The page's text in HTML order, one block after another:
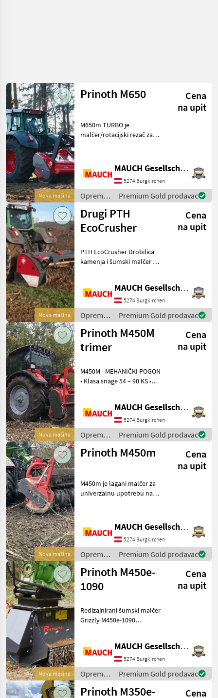
Nova mašina
Prinoth M650
Cena
na upit
M650m TURBO je
malčer/rotacijski rezač za
patentiranom turbo
spojkom za još veću
sigurnost i dizajniran je za
teret
MAUCH Gesellschaft m.b.H. & Co.KG
5274 Burgkirchen
Oprema
za šumu i
obradu
drveta /
Prinoth
Premium Gold prodavac
Nova mašina
Drugi PTH
EcoCrusher
Cena
na upit
PTH EcoCrusher Drobilica
kamenja i šumski malčer u
primjenu za traktore od 100
šumarski
MAUCH Gesellschaft m.b.H. & Co.KG
5274 Burgkirchen
Oprema
za šumu i
obradu
drveta /
Sonstige
Premium Gold prodavac
Nova mašina
Prinoth M450M
trimer
Cena
na upit
M450M - MEHANIČKI POGON
• Klasa snage 54 – 90 KS •
zahvaljujući BCS sustavu
alata • Pogodan za prednju i
str
MAUCH Gesellschaft m.b.H. & Co.KG
5274 Burgkirchen
Oprema
za šumu i
obradu
Premium Gold prodavac
Nova mašina
Prinoth M450m
Cena
na upit
M450m je lagani malčer za
univerzalnu upotrebu na
+ Mala težina + Višestruke
radne širine + Robusna
MAUCH Gesellschaft m.b.H. & Co.KG
5274 Burgkirchen
Oprema
za šumu i
obradu
drveta /
Prinoth
Premium Gold prodavac
Nova mašina
Prinoth M450e-
1090
Cena
na upit
Redizajnirani šumski malčer
Grizzly M450e-1090
tona, s protokom od 90–
spojnica između r
MAUCH Gesellschaft m.b.H. & Co.KG
5274 Burgkirchen
Oprema
za šumu i
obradu
Premium Gold prodavac
Prinoth M350e-
Cena